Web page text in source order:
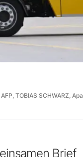
AFP, TOBIAS SCHWARZ, Apa
Brief